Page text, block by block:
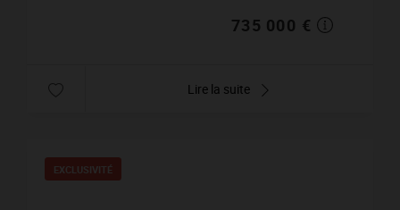
735 000 €
Lire la suite
EXCLUSIVITÉ